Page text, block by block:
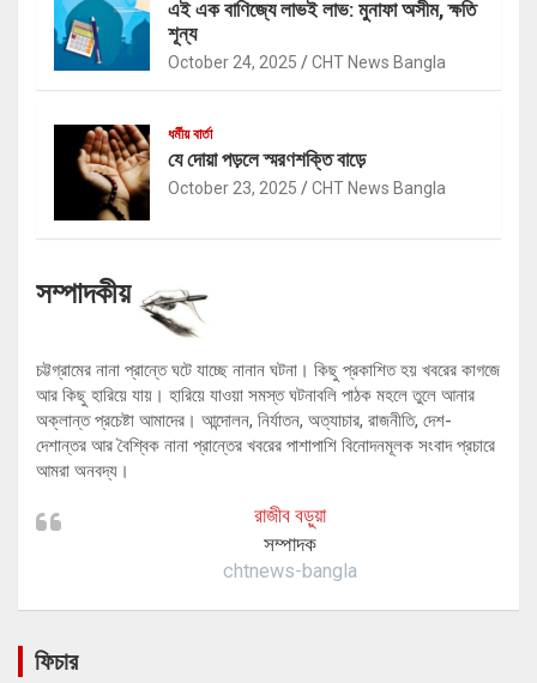
এই এক বাণিজ্যে লাভই লাভ: মুনাফা অসীম, ক্ষতি
শূন্য
October 24, 2025 CHT News Bangla
ধর্মীয় বার্তা
যে দোয়া পড়লে স্মরণশক্তি বাড়ে
October 23, 2025 CHT News Bangla
সম্পাদকীয়
চট্টগ্রামের নানা প্রান্তে ঘটে যাচ্ছে নানান ঘটনা। কিছু প্রকাশিত হয় খবরের কাগজে
আর কিছু হারিয়ে যায়। হারিয়ে যাওয়া সমস্ত ঘটনাবলি পাঠক মহলে তুলে আনার
অক্লান্ত প্রচেষ্টা আমাদের। আন্দোলন, নির্যাতন, অত্যাচার, রাজনীতি, দেশ-
দেশান্তর আর বৈশ্বিক নানা প্রান্তের খবরের পাশাপাশি বিনোদনমূলক সংবাদ প্রচারে
আমরা অনবদ্য।
রাজীব বড়ুয়া
সম্পাদক
chtnews-bangla
ফিচার